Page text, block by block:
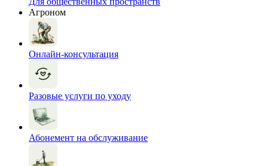
Агроном
Онлайн-консультация
Разовые услуги по уходу
Абонемент на обслуживание